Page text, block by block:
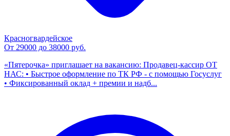
Красногвардейское
От 29000 до 38000 руб.
«Пятерочка» приглашает на вакансию: Продавец-кассир ОТ
НАС: • Быстрое оформление по ТК РФ - с помощью Госуслуг
• Фиксированный оклад + премии и надб...